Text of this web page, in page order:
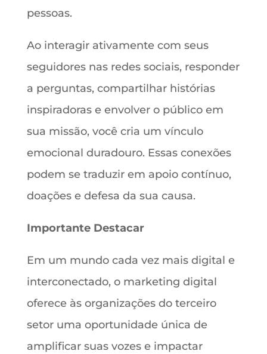
pessoas.
Ao interagir ativamente com seus
seguidores nas redes sociais, responder
a perguntas, compartilhar histórias
inspiradoras e envolver o público em
sua missão, você cria um vínculo
emocional duradouro. Essas conexões
podem se traduzir em apoio contínuo,
doações e defesa da sua causa.
Importante Destacar
Em um mundo cada vez mais digital e
interconectado, o marketing digital
oferece às organizações do terceiro
setor uma oportunidade única de
amplificar suas vozes e impactar